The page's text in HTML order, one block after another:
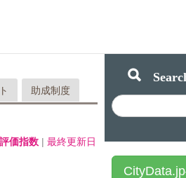
助成制度
評価指数 | 最終更新日